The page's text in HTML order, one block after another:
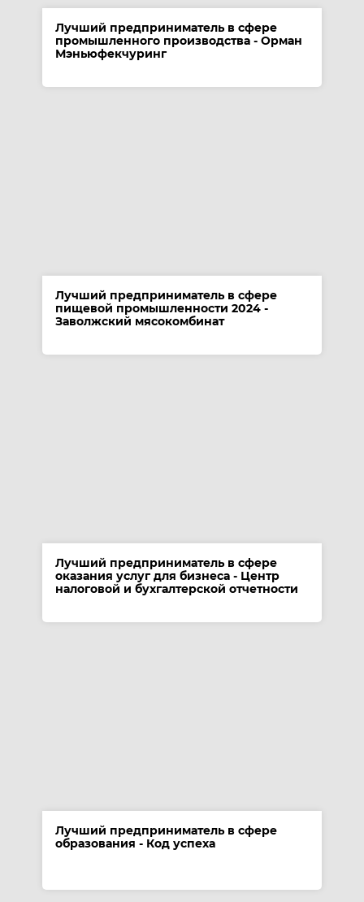
Лучший предприниматель в сфере
промышленного производства - Орман
Мэньюфекчуринг
Лучший предприниматель в сфере
пищевой промышленности 2024 -
Заволжский мясокомбинат
Лучший предприниматель в сфере
оказания услуг для бизнеса - Центр
налоговой и бухгалтерской отчетности
Лучший предприниматель в сфере
образования - Код успеха